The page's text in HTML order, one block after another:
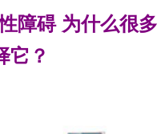
障碍 为什么很多
它？